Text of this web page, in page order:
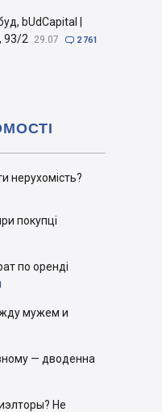
bUdCapital |
93/2
29.07  2 761
нерухомість?
покупці
по оренді
мужем и
— дводенна
Не